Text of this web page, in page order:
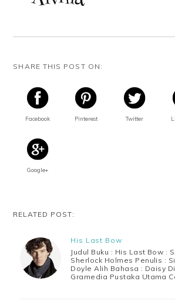
SHARE THIS POST ON:
Facebook Pinterest Twitter
Google+
RELATED POST:
His Last Bow
Judul Buku : His Last Bow :
Sherlock Holmes Penulis :
Doyle Alih Bahasa : Daisy
Gramedia Pustaka Utama